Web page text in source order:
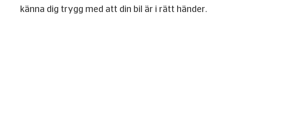
känna dig trygg med att din bil är i rätt händer.